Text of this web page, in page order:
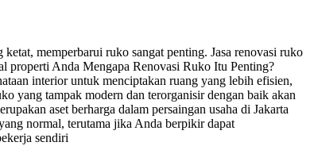
memperbarui ruko sangat penting. Jasa renovasi ruko
properti Anda Mengapa Renovasi Ruko Itu Penting?
interior untuk menciptakan ruang yang lebih efisien,
yang tampak modern dan terorganisir dengan baik akan
aset berharga dalam persaingan usaha di Jakarta
normal, terutama jika Anda berpikir dapat
sendiri